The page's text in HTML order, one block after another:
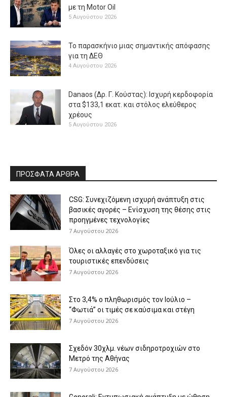
με τη Μotor Oil
5 Αυγούστου 2026
Το παρασκήνιο μιας σημαντικής απόφασης
για τη ΔΕΘ
4 Αυγούστου 2026
Danaos (Δρ. Γ. Κούστας): Ισχυρή κερδοφορία
στα $133,1 εκατ. και στόλος ελεύθερος
χρέους
5 Αυγούστου 2026
ΠΡΟΣΦΑΤΑ ΑΡΘΡΑ
CSG: Συνεχιζόμενη ισχυρή ανάπτυξη στις
βασικές αγορές – Ενίσχυση της θέσης στις
προηγμένες τεχνολογίες
7 Αυγούστου 2026
Όλες οι αλλαγές στο χωροταξικό για τις
τουριστικές επενδύσεις
7 Αυγούστου 2026
Στο 3,4% ο πληθωρισμός τον Ιούλιο –
“Φωτιά” οι τιμές σε καύσιμα και στέγη
7 Αυγούστου 2026
Σχεδόν 30χλμ. νέων σιδηροτροχιών στο
Μετρό της Αθήνας
7 Αυγούστου 2026